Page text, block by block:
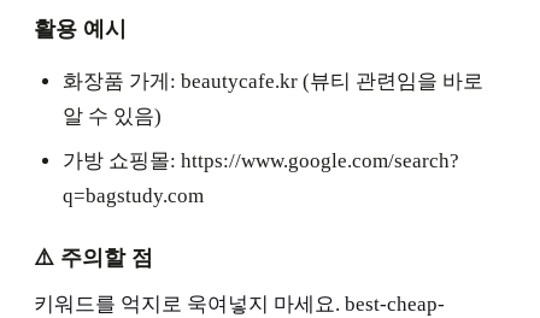
활용 예시
화장품 가게: beautycafe.kr (뷰티 관련임을 바로
알 수 있음)
가방 쇼핑몰: https://www.google.com/search?
q=bagstudy.com
⚠️ 주의할 점
키워드를 억지로 욱여넣지 마세요. best-cheap-